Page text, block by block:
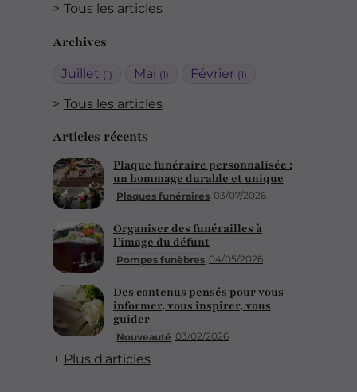
Tous les articles
Archives
Juillet (1) Mai (1) Février (1)
Tous les articles
Articles récents
Plaques funéraires 03/07/2026
Plaque funéraire personnalisée :
un hommage durable et unique
Pompes funèbres 04/05/2026
Organiser des funérailles à
l’image du défunt
Nouveauté 03/02/2026
Des contenus pensés pour vous
informer, vous inspirer, vous
guider
Plus d'articles